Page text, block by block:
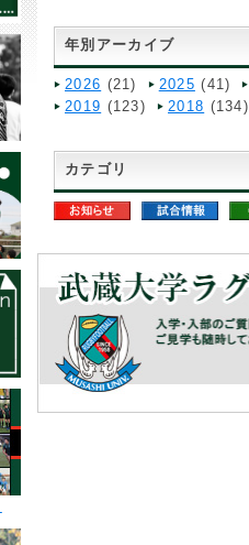
年別アーカイブ
2026 (21) 2025 (41)
2019 (123) 2018 (134)
カテゴリ